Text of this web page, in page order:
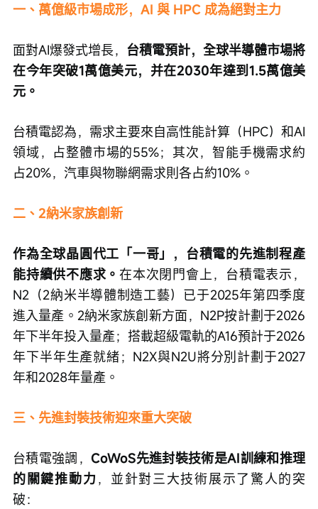
一、萬億級市場成形，AI 與 HPC 成為絕對主力
面對AI爆發式增長， 台積電預計，全球半導體市場將
在今年突破1萬億美元，并在2030年達到1.5萬億美
元。
台積電認為，需求主要來自高性能計算（HPC）和AI
領域，占整體市場的55%；其次，智能手機需求約
占20%，汽車與物聯網需求則各占約10%。
二、2納米家族創新
作為全球晶圓代工「一哥」，台積電的先進制程產
能持續供不應求。在本次閉門會上，台積電表示，
N2（2納米半導體制造工藝）已于2025年第四季度
進入量產。2納米家族創新方面，N2P按計劃于2026
年下半年投入量產；搭載超級電軌的A16預計于2026
年下半年生產就緒；N2X與N2U將分別計劃于2027
年和2028年量產。
三、先進封裝技術迎來重大突破
台積電強調，CoWoS先進封裝技術是AI訓練和推理
的關鍵推動力 ，並針對三大技術展示了驚人的突
破：